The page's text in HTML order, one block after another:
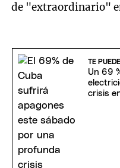
de "extraordinario"
TE
Un 69
crisis